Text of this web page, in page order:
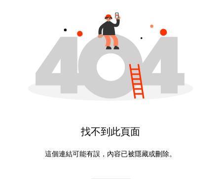
找不到此頁面
這個連結可能有誤，內容已被隱藏或刪除。